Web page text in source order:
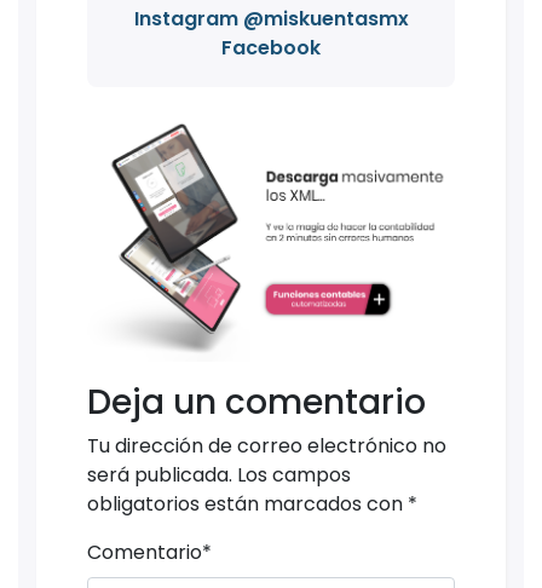
Instagram @miskuentasmx
Facebook
Deja un comentario
Tu dirección de correo electrónico no
será publicada. Los campos
obligatorios están marcados con *
Comentario*